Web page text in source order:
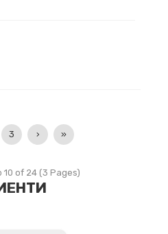
3 › »
10 of 24 (3 Pages)